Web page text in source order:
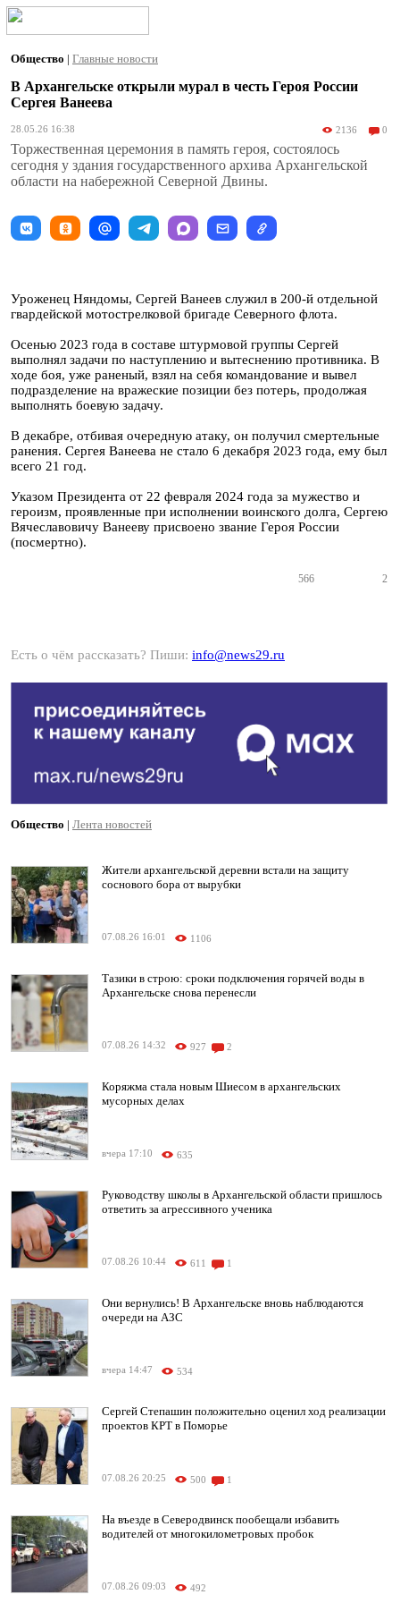
Общество | Главные новости
В Архангельске открыли мурал в честь Героя России
Сергея Ванеева
28.05.26 16:38 2136 0
Торжественная церемония в память героя, состоялось
сегодня у здания государственного архива Архангельской
области на набережной Северной Двины.
Уроженец Няндомы, Сергей Ванеев служил в 200-й отдельной
гвардейской мотострелковой бригаде Северного флота.
Осенью 2023 года в составе штурмовой группы Сергей
выполнял задачи по наступлению и вытеснению противника. В
ходе боя, уже раненый, взял на себя командование и вывел
подразделение на вражеские позиции без потерь, продолжая
выполнять боевую задачу.
В декабре, отбивая очередную атаку, он получил смертельные
ранения. Сергея Ванеева не стало 6 декабря 2023 года, ему был
всего 21 год.
Указом Президента от 22 февраля 2024 года за мужество и
героизм, проявленные при исполнении воинского долга, Сергею
Вячеславовичу Ванееву присвоено звание Героя России
(посмертно).
566 2
Есть о чём рассказать? Пиши: info@news29.ru
Общество | Лента новостей
Жители архангельской деревни встали на защиту
соснового бора от вырубки
07.08.26 16:01 1106
Тазики в строю: сроки подключения горячей воды в
Архангельске снова перенесли
07.08.26 14:32 927 2
Коряжма стала новым Шиесом в архангельских
мусорных делах
вчера 17:10 635
Руководству школы в Архангельской области пришлось
ответить за агрессивного ученика
07.08.26 10:44 611 1
Они вернулись! В Архангельске вновь наблюдаются
очереди на АЗС
вчера 14:47 534
Сергей Степашин положительно оценил ход реализации
проектов КРТ в Поморье
07.08.26 20:25 500 1
На въезде в Северодвинск пообещали избавить
водителей от многокилометровых пробок
07.08.26 09:03 492